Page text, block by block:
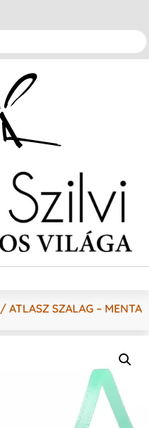
/ ATLASZ SZALAG – MENTA